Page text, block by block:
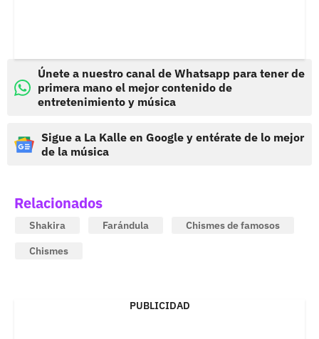
Únete a nuestro canal de Whatsapp para tener de
primera mano el mejor contenido de
entretenimiento y música
Sigue a La Kalle en Google y entérate de lo mejor
de la música
Relacionados
Shakira Farándula
Chismes de famosos
Chismes
PUBLICIDAD